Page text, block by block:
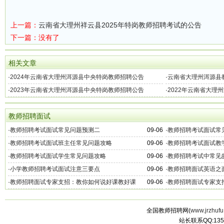
上一篇： 云南省大理州祥云县2025年特岗教师招聘考试的公告
下一篇：没有了
相关文章
·2024年云南省大理州洱源县中央特岗教师招聘公告 ·云南省大理州洱源
·2023年云南省大理州洱源县中央特岗教师招聘公告 ·2022年云南省大理
教师招聘面试
09-06
·教师招聘考试面试常见问题预测二 ·教师招聘考试面试常
09-06
·教师招聘考试面试班主任常见问题攻略 ·教师招聘考试面试教
09-06
·教师招聘考试面试学生常见问题攻略 ·教师招聘考试中常见
09-06
·小学教师招聘考试面试注意三要点 ·教师招聘面试英语之
09-06
·教师招聘面试专家支招：教你如何说好课教好课 ·教师招聘面试专家支
全国教师招聘网(
站长联系